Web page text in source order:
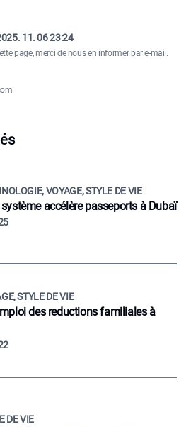
11. 06 23:24
page,merci de nous en informer par e-mail .
VOYAGE, STYLE DE VIE
accélère passeports à Dubaï
STYLE DE VIE
des reductions familiales à
DE VIE